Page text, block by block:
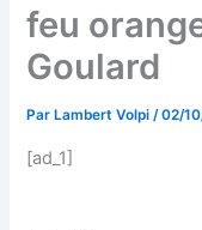
feu
Goulard
Par Lambert Volpi/02/
[ad_1]